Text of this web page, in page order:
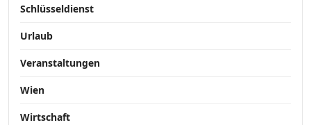
Schlüsseldienst
Urlaub
Veranstaltungen
Wien
Wirtschaft